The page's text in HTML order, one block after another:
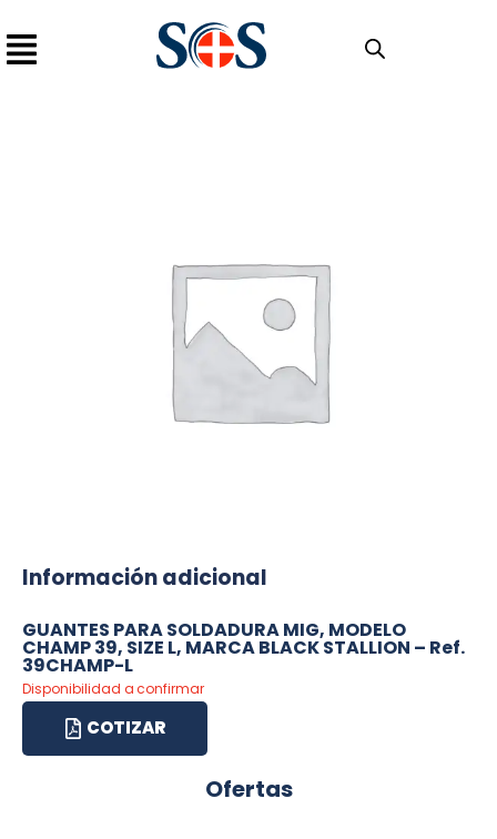
Información adicional
GUANTES PARA SOLDADURA MIG, MODELO
CHAMP 39, SIZE L, MARCA BLACK STALLION – Ref.
39CHAMP-L
Disponibilidad a confirmar
COTIZAR
Ofertas